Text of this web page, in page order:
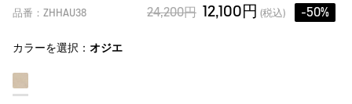
品番：ZHHAU38 24,200円 12,100円 (税込) -50%
カラーを選択： オジエ